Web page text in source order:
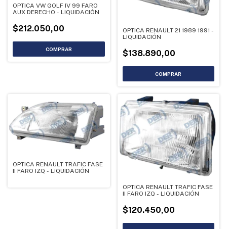
OPTICA VW GOLF IV 99 FARO
AUX DERECHO - LIQUIDACIÓN
$212.050,00
OPTICA RENAULT 21 1989 1991 -
LIQUIDACIÓN
$138.890,00
OPTICA RENAULT TRAFIC FASE
II FARO IZQ - LIQUIDACIÓN
OPTICA RENAULT TRAFIC FASE
II FARO IZQ - LIQUIDACIÓN
$120.450,00